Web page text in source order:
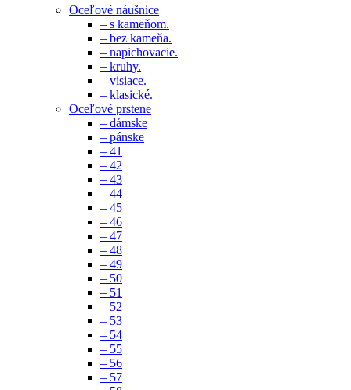
Oceľové náušnice
– s kameňom.
– bez kameňa.
– napichovacie.
– kruhy.
– visiace.
– klasické.
Oceľové prstene
– dámske
– pánske
– 41
– 42
– 43
– 44
– 45
– 46
– 47
– 48
– 49
– 50
– 51
– 52
– 53
– 54
– 55
– 56
– 57